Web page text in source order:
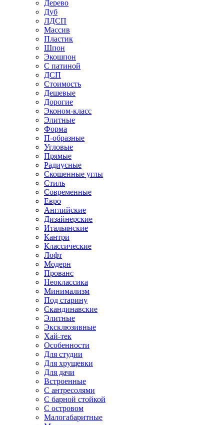
Дерево
Дуб
ЛДСП
Массив
Пластик
Шпон
Экошпон
С патиной
ДСП
Стоимость
Дешевые
Дорогие
Эконом-класс
Элитные
Форма
П-образные
Угловые
Прямые
Радиусные
Скошенные углы
Стиль
Современные
Евро
Английские
Дизайнерские
Итальянские
Кантри
Классические
Лофт
Модерн
Прованс
Неоклассика
Минимализм
Под старину
Скандинавские
Элитные
Эксклюзивные
Хай-тек
Особенности
Для студии
Для хрущевки
Для дачи
Встроенные
С антресолями
С барной стойкой
С островом
Малогабаритные